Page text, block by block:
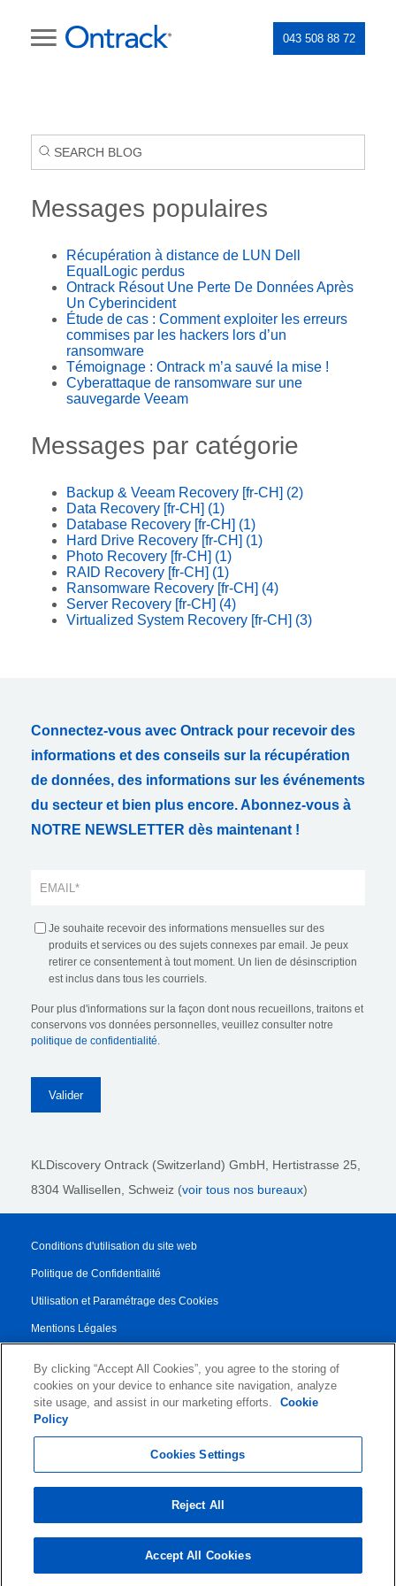
043 508 88 72
Messages populaires
Récupération à distance de LUN Dell
EqualLogic perdus
Ontrack Résout Une Perte De Données Après
Un Cyberincident
Étude de cas : Comment exploiter les erreurs
commises par les hackers lors d’un
ransomware
Témoignage : Ontrack m’a sauvé la mise !
Cyberattaque de ransomware sur une
sauvegarde Veeam
Messages par catégorie
Backup & Veeam Recovery [fr-CH] (2)
Data Recovery [fr-CH] (1)
Database Recovery [fr-CH] (1)
Hard Drive Recovery [fr-CH] (1)
Photo Recovery [fr-CH] (1)
RAID Recovery [fr-CH] (1)
Ransomware Recovery [fr-CH] (4)
Server Recovery [fr-CH] (4)
Virtualized System Recovery [fr-CH] (3)
Connectez-vous avec Ontrack pour recevoir des
informations et des conseils sur la récupération
de données, des informations sur les événements
du secteur et bien plus encore. Abonnez-vous à
NOTRE NEWSLETTER dès maintenant !
Je souhaite recevoir des informations mensuelles sur des
produits et services ou des sujets connexes par email. Je peux
retirer ce consentement à tout moment. Un lien de désinscription
est inclus dans tous les courriels.
Pour plus d'informations sur la façon dont nous recueillons, traitons et
conservons vos données personnelles, veuillez consulter notre
politique de confidentialité.
KLDiscovery Ontrack (Switzerland) GmbH, Hertistrasse 25,
8304 Wallisellen, Schweiz (voir tous nos bureaux)
Conditions d'utilisation du site web
Politique de Confidentialité
Utilisation et Paramétrage des Cookies
Mentions Légales
Conditions Générales de Vente
Contrat de Partenariat
By clicking “Accept All Cookies”, you agree to the storing of
cookies on your device to enhance site navigation, analyze
site usage, and assist in our marketing efforts.
Cookie
Policy
Cookies Settings
Reject All
Accept All Cookies